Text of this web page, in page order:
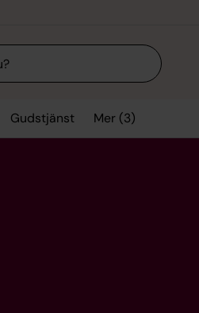
Gudstjänst Mer (3)